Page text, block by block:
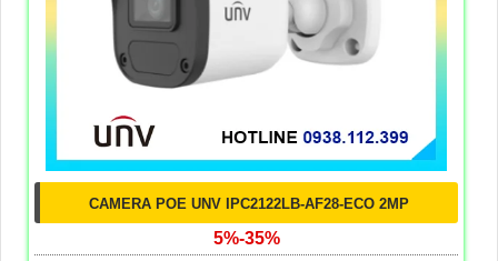
CAMERA POE UNV IPC2122LB-AF28-ECO 2MP
5%-35%